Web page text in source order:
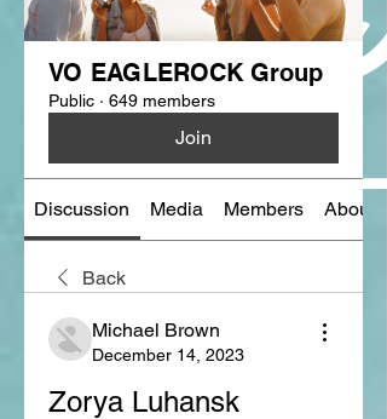
VO EAGLEROCK Group
Public · 649 members
Join
Discussion Media Members About
Back
Michael Brown
December 14, 2023
Zorya Luhansk